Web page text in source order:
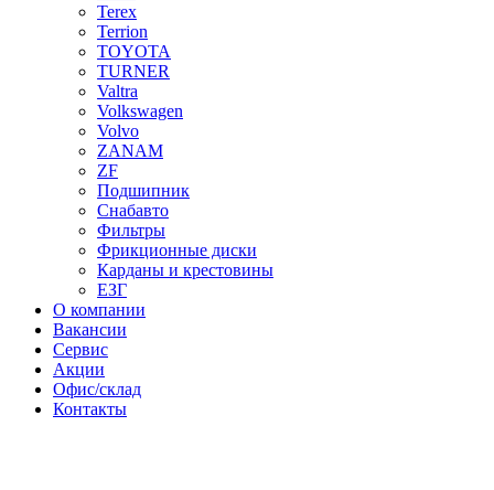
Terex
Terrion
TOYOTA
TURNER
Valtra
Volkswagen
Volvo
ZANAM
ZF
Подшипник
Снабавто
Фильтры
Фрикционные диски
Карданы и крестовины
ЕЗГ
О компании
Вакансии
Сервис
Акции
Офис/склад
Контакты